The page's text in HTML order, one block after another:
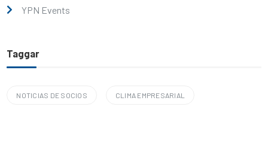
YPN Events
Taggar
NOTICIAS DE SOCIOS CLIMA EMPRESARIAL